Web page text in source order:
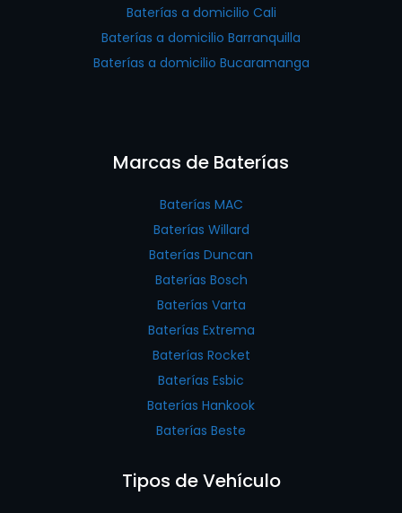
Baterías a domicilio Cali
Baterías a domicilio Barranquilla
Baterías a domicilio Bucaramanga
Marcas de Baterías
Baterías MAC
Baterías Willard
Baterías Duncan
Baterías Bosch
Baterías Varta
Baterías Extrema
Baterías Rocket
Baterías Esbic
Baterías Hankook
Baterías Beste
Tipos de Vehículo